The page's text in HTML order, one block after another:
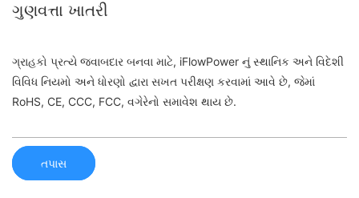
ગુણવત્તા ખાતરી
ગ્રાહકો પ્રત્યે જવાબદાર બનવા માટે, iFlowPower નું સ્થાનિક અને વિદેશી
વિવિધ નિયમો અને ધોરણો દ્વારા સખત પરીક્ષણ કરવામાં આવે છે, જેમાં
RoHS, CE, CCC, FCC, વગેરેનો સમાવેશ થાય છે.
તપાસ